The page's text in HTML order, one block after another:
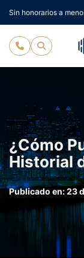
al
contenido
Sin honorarios a
¿Cómo
Historial
Publicado en:23